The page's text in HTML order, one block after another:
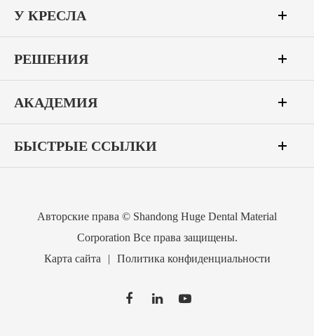
У КРЕСЛА
РЕШЕНИЯ
АКАДЕМИЯ
БЫСТРЫЕ ССЫЛКИ
Авторские права © Shandong Huge Dental Material
CorporationВсе права защищены.
Карта сайта
Политика конфиденциальности